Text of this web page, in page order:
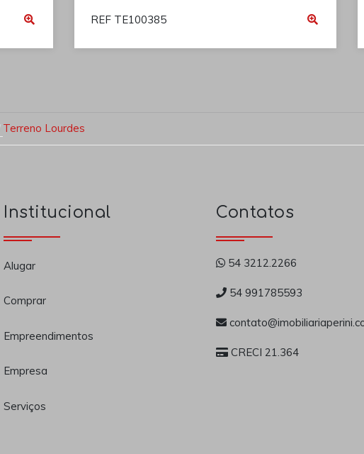
REF TE100385
Terreno Lourdes
Institucional
Alugar
Comprar
Empreendimentos
Empresa
Serviços
Contatos
54 3212.2266
54 991785593
CRECI 21.364